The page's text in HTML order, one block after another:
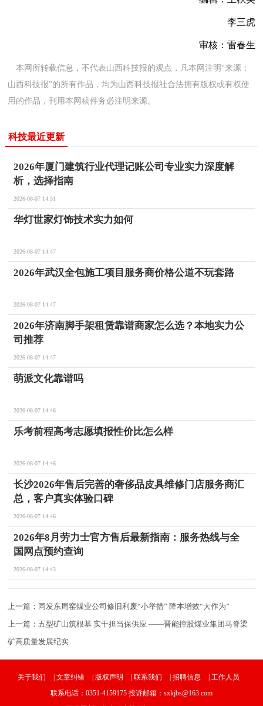
李三虎
审核：雷春生
本网所转载信息，不代表山西科技报的观点，凡本网注明“来源：
山西科技报”的所有作品，均为山西科技报社合法拥有版权或有权使
用的作品，刊用本网稿件务必注明来源。
科技最近更新
2026年厦门建筑行业代理记账公司专业实力深度解
析，选择指南
2026-08-07 14:51
华灯世家灯饰技术实力如何
2026-08-07 14:47
2026年武汉全包施工项目服务商价格公道不玩套路
2026-08-07 14:47
2026年济南脚手架租赁靠谱商家怎么选？本地实力公
司推荐
2026-08-07 14:47
萌派文化靠谱吗
2026-08-07 14:46
乐考前程高考志愿填报性价比怎么样
2026-08-07 14:46
长沙2026年售后完善的奢侈品皮具维修门店服务商汇
总，客户真实体验口碑
2026-08-07 14:46
2026年8月劳力士官方售后最新指南：服务热线与全
国网点预约查询
2026-08-07 14:43
上一篇： 同发东周窑煤业公司修旧利废“小举措” 降本增效“大作为”
上一篇：五型矿山筑根基 实干担当保供应 ——晋能控股煤业集团马脊梁
矿高质量发展纪实
关于我们 文章纠错 版权声明 联系我们 招聘信息
工作人员
联系电话：0351-4159175 投诉邮箱：sxkjbs@163.com